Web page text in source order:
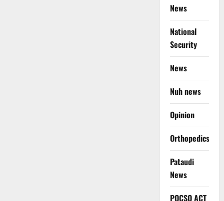
News
National
Security
News
Nuh news
Opinion
Orthopedics
Pataudi
News
POCSO ACT